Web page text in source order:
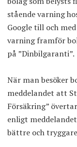
stående varning
Google till och
varning framför
på ”Dinbilgaranti”.
När man besöker
meddelandet att
Försäkring”
enligt
bättre och